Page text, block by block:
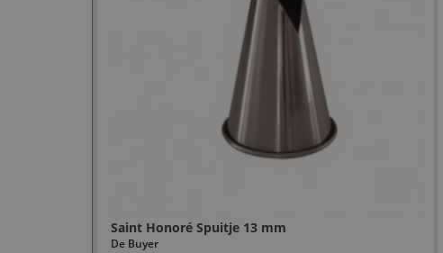
Saint Honoré Spuitje 13 mm
De Buyer